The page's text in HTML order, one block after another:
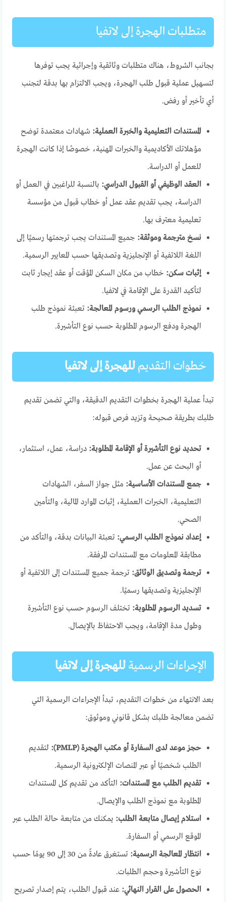
متطلبات الهجرة إلى لاتفيا
بجانب الشروط، هناك متطلبات وثائقية وإجرائية يجب توفرها
لتسهيل عملية قبول طلب الهجرة، ويجب الالتزام بها بدقة لتجنب
أي تأخير أو رفض.
المستندات التعليمية والخبرة العملية: شهادات معتمدة توضح
مؤهلاتك الأكاديمية والخبرات المهنية، خصوصًا إذا كانت الهجرة
للعمل أو الدراسة.
العقد الوظيفي أو القبول الدراسي: بالنسبة للراغبين في العمل أو
الدراسة، يجب تقديم عقد عمل أو خطاب قبول من مؤسسة
تعليمية معترف بها.
نسخ مترجمة وموثقة: جميع المستندات يجب ترجمتها رسميًا إلى
اللغة اللاتفية أو الإنجليزية وتصديقها حسب المعايير الرسمية.
إثبات سكن: خطاب من مكان السكن المؤقت أو عقد إيجار ثابت
لتأكيد القدرة على الإقامة في لاتفيا.
نموذج الطلب الرسمي ورسوم المعالجة: تعبئة نموذج طلب
الهجرة ودفع الرسوم المطلوبة حسب نوع التأشيرة.
خطوات التقديمللهجرة إلى لاتفيا
تبدأ عملية الهجرة بخطوات التقديم الدقيقة، والتي تضمن تقديم
طلبك بطريقة صحيحة وتزيد فرص قبوله:
تحديد نوع التأشيرة أو الإقامة المطلوبة: دراسة، عمل، استثمار،
أو البحث عن عمل.
جمع المستندات الأساسية: مثل جواز السفر، الشهادات
التعليمية، الخبرات العملية، إثبات الموارد المالية، والتأمين
الصحي.
إعداد نموذج الطلب الرسمي: تعبئة البيانات بدقة، والتأكد من
مطابقة المعلومات مع المستندات المرفقة.
ترجمة وتصديق الوثائق: ترجمة جميع المستندات إلى اللاتفية أو
الإنجليزية وتصديقها رسميًا.
تسديد الرسوم المطلوبة: تختلف الرسوم حسب نوع التأشيرة
وطول مدة الإقامة، ويجب الاحتفاظ بالإيصال.
الإجراءات الرسميةللهجرة إلى لاتفيا
بعد الانتهاء من خطوات التقديم، تبدأ الإجراءات الرسمية التي
تضمن معالجة طلبك بشكل قانوني وموثوق:
حجز موعد لدى السفارة أو مكتب الهجرة (PMLP):
لتقديم
الطلب شخصيًا أو عبر المنصات الإلكترونية الرسمية.
تقديم الطلب مع المستندات: التأكد من تقديم كل المستندات
المطلوبة مع نموذج الطلب والإيصال.
استلام إيصال متابعة الطلب: يمكنك من متابعة حالة الطلب عبر
الموقع الرسمي أو السفارة.
انتظار المعالجة الرسمية:
تستغرق عادةً من 30 إلى 90 يومًا حسب
نوع التأشيرة وحجم الطلبات.
الحصول على القرار النهائي: عند قبول الطلب، يتم إصدار تصريح